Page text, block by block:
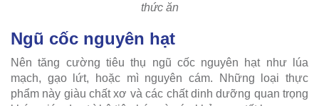
thức ăn
Ngũ cốc nguyên hạt
Nên tăng cường tiêu thụ ngũ cốc nguyên hạt như lúa
mạch, gạo lứt, hoặc mì nguyên cám. Những loại thực
phẩm này giàu chất xơ và các chất dinh dưỡng quan trọng